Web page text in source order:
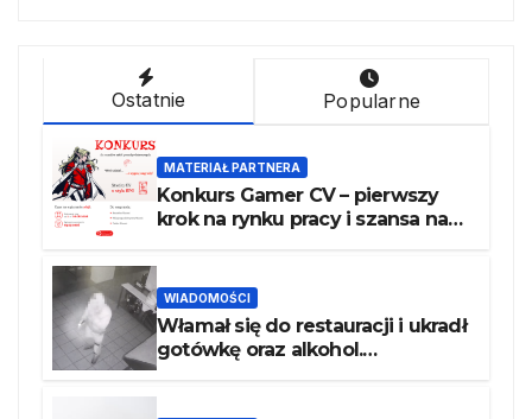
Ostatnie Popularne
MATERIAŁ PARTNERA
Konkurs Gamer CV – pierwszy
krok na rynku pracy i szansa na
WIADOMOŚCI
Włamał się do restauracji i ukradł
gotówkę oraz alkohol.